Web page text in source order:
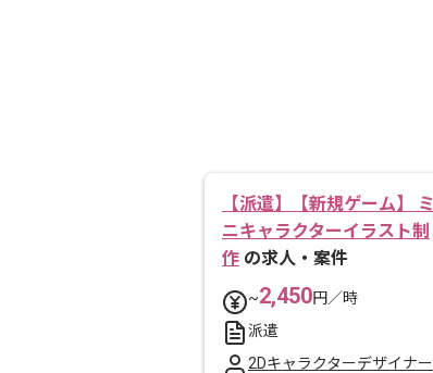
【派遣】【新規ゲーム】 ミ
ニキャラクターイラスト制
作 の求人・案件
~2,450円／時
派遣
2Dキャラクターデザイナー